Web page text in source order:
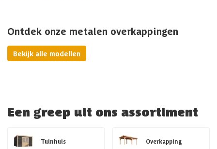
Ontdek onze metalen overkappingen
Bekijk alle modellen
Een greep uit ons assortiment
Tuinhuis Overkapping